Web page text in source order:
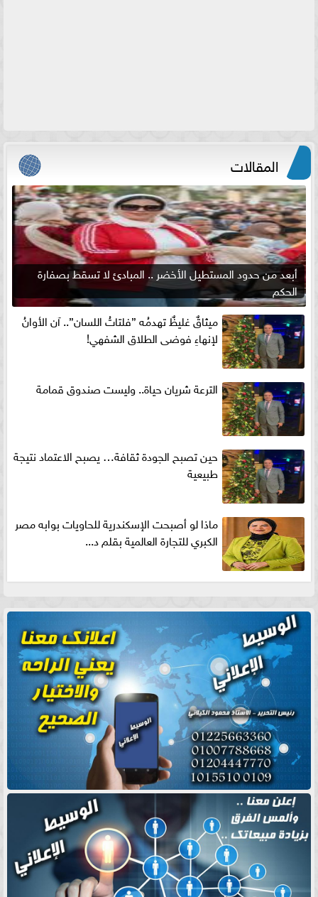
المقالات
أبعد من حدود المستطيل الأخضر .. المبادئ لا تسقط بصفارة
الحكم
ميثاقٌ غليظٌ تهدمُه ”فلتاتُ اللسان”.. آن الأوانُ
لإنهاءِ فوضى الطلاق الشفهي!
الترعة شريان حياة.. وليست صندوق قمامة
حين تصبح الجودة ثقافة… يصبح الاعتماد نتيجة
طبيعية
ماذا لو أصبحت الإسكندرية للحاويات بوابه مصر
الكبري للتجارة العالمية بقلم د...